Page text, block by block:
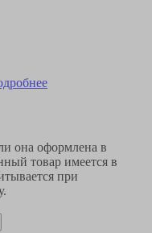
она оформлена в
товар имеется в
при